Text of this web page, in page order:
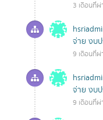
3 เดือนที่ผ่
จ่าย งบ
9 เดือนที่ผ่
จ่าย งบ
9 เดือนที่ผ่